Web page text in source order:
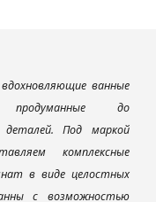
ванные
продуманные до
деталей. Под маркой
комплексные
в виде целостных
с возможностью